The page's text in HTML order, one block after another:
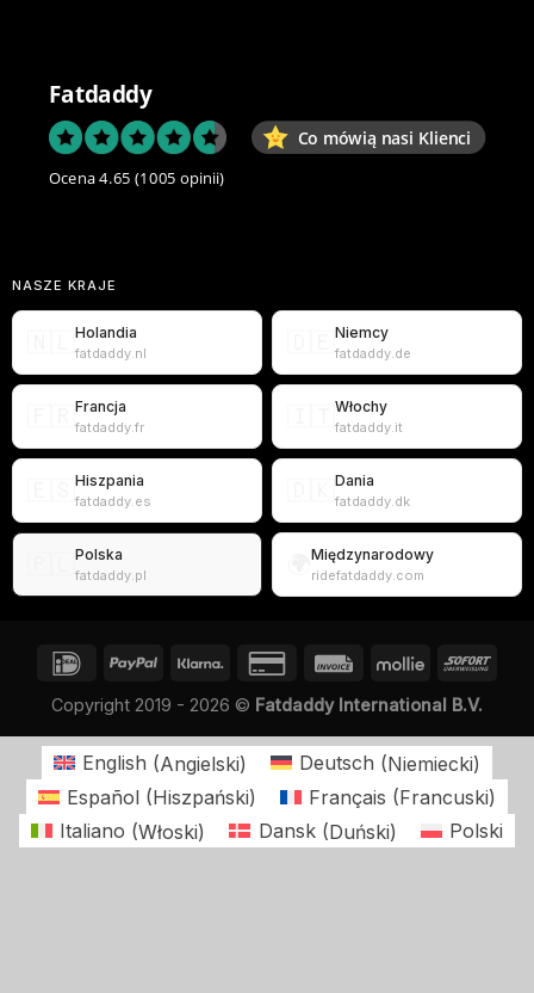
Fatdaddy
Co mówią nasi Klienci
Ocena 4.65 (1005 opinii)
NASZE KRAJE
Holandia
fatdaddy.nl
Niemcy
fatdaddy.de
Francja
fatdaddy.fr
Włochy
fatdaddy.it
Hiszpania
fatdaddy.es
Dania
fatdaddy.dk
Polska
fatdaddy.pl
Międzynarodowy
ridefatdaddy.com
Copyright 2019 - 2026 © Fatdaddy International B.V.
English (Angielski) Deutsch (Niemiecki)
Español (Hiszpański) Français (Francuski)
Italiano (Włoski) Dansk(Duński) Polski